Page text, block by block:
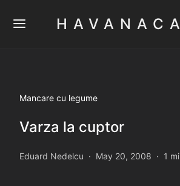
Mancare cu legume
Varza la cuptor
Eduard Nedelcu May 20, 2008 1